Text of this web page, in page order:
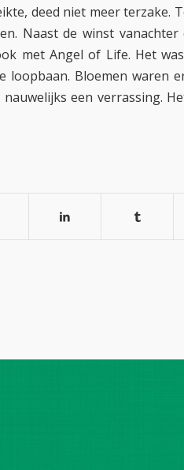
deed niet meer terzake.
Naast de winst vanachter
met Angel of Life. Het
loopbaan. Bloemen waren
een verrassing.